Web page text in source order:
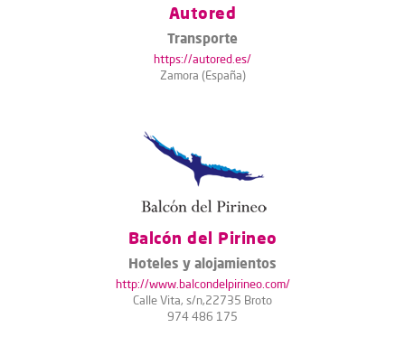
Autored
Transporte
https://autored.es/
Zamora (España)
Balcón del Pirineo
Hoteles y alojamientos
http://www.balcondelpirineo.com/
Calle Vita, s/n,22735 Broto
974 486 175